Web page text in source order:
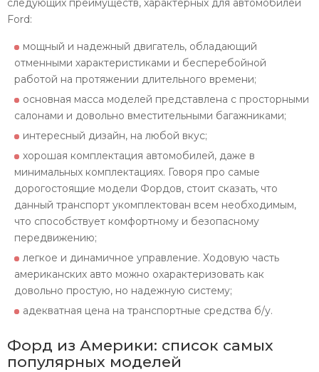
следующих преимуществ, характерных для автомобилей
Ford:
мощный и надежный двигатель, обладающий
отменными характеристиками и бесперебойной
работой на протяжении длительного времени;
основная масса моделей представлена с просторными
салонами и довольно вместительными багажниками;
интересный дизайн, на любой вкус;
хорошая комплектация автомобилей, даже в
минимальных комплектациях. Говоря про самые
дорогостоящие модели Фордов, стоит сказать, что
данный транспорт укомплектован всем необходимым,
что способствует комфортному и безопасному
передвижению;
легкое и динамичное управление. Ходовую часть
американских авто можно охарактеризовать как
довольно простую, но надежную систему;
адекватная цена на транспортные средства б/у.
Форд из Америки: список самых
популярных моделей